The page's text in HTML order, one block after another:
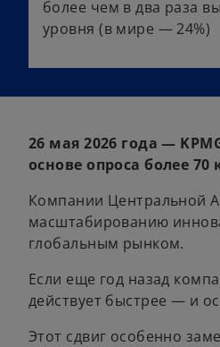
более чем в два раза
уровня (в мире — 24%)
26 мая 2026 года —
основе опроса более
Компании Центральной
масштабированию
глобальным рынком.
Если еще год назад
действует быстрее — и
Этот сдвиг особенно